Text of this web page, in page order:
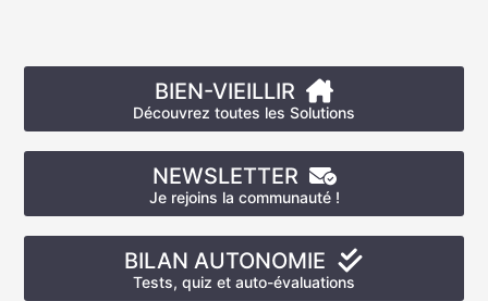
BIEN-VIEILLIR
Découvrez toutes les Solutions
NEWSLETTER
Je rejoins la communauté !
BILAN AUTONOMIE
Tests, quiz et auto-évaluations